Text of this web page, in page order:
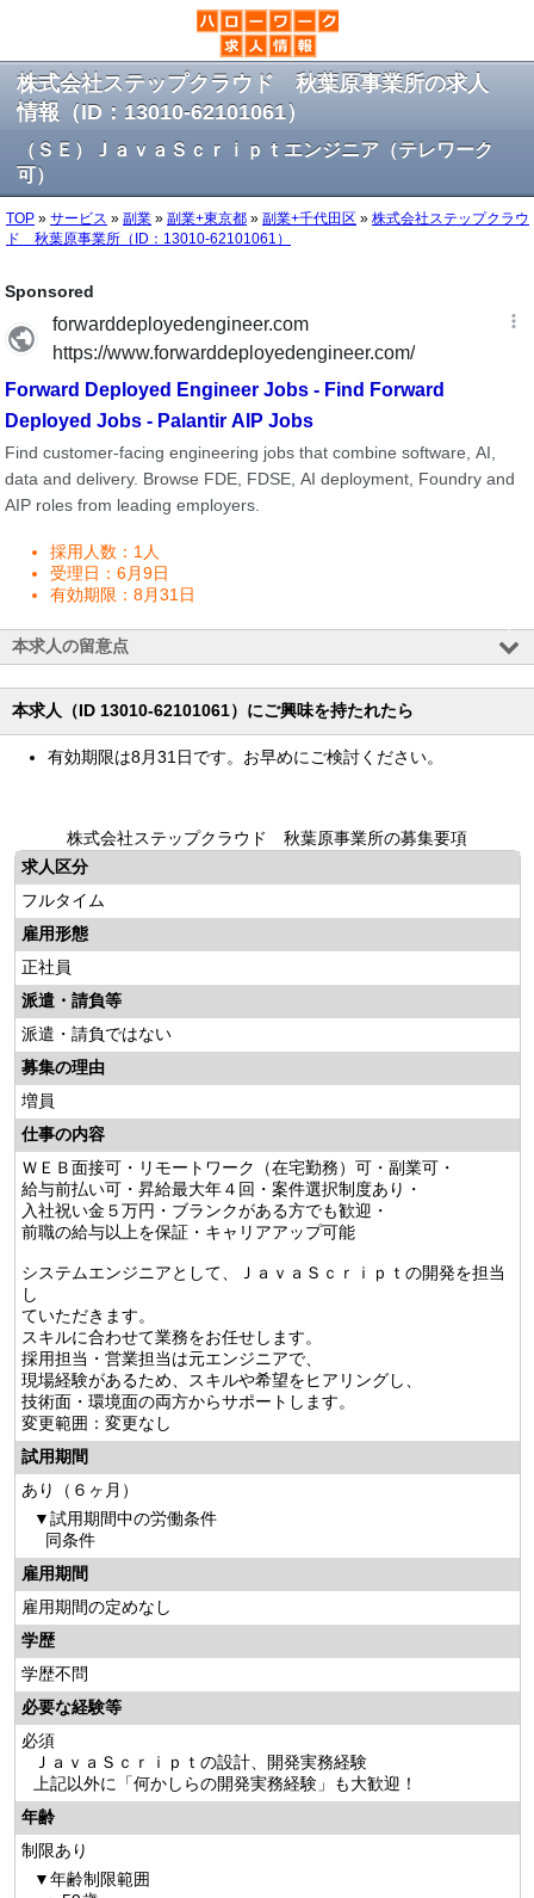
株式会社ステップクラウド 秋葉原事業所の求人
情報（ID：13010-62101061）
（ＳＥ）ＪａｖａＳｃｒｉｐｔエンジニア（テレワーク
可）
TOP » サービス » 副業 » 副業+東京都 » 副業+千代田区 » 株式会社ステップクラウ
ド 秋葉原事業所（ID：13010-62101061）
採用人数：1人
受理日：6月9日
有効期限：8月31日
本求人の留意点
本求人（ID 13010-62101061）にご興味を持たれたら
有効期限は8月31日です。お早めにご検討ください。
株式会社ステップクラウド 秋葉原事業所の募集要項
求人区分
フルタイム
雇用形態
正社員
派遣・請負等
派遣・請負ではない
募集の理由
増員
仕事の内容
ＷＥＢ面接可・リモートワーク（在宅勤務）可・副業可・
給与前払い可・昇給最大年４回・案件選択制度あり・
入社祝い金５万円・ブランクがある方でも歓迎・
前職の給与以上を保証・キャリアアップ可能
システムエンジニアとして、ＪａｖａＳｃｒｉｐｔの開発を担当
し
ていただきます。
スキルに合わせて業務をお任せします。
採用担当・営業担当は元エンジニアで、
現場経験があるため、スキルや希望をヒアリングし、
技術面・環境面の両方からサポートします。
変更範囲：変更なし
試用期間
あり（６ヶ月）
試用期間中の労働条件
同条件
雇用期間
雇用期間の定めなし
学歴
学歴不問
必要な経験等
必須
ＪａｖａＳｃｒｉｐｔの設計、開発実務経験
上記以外に「何かしらの開発実務経験」も大歓迎！
年齢
制限あり
年齢制限範囲